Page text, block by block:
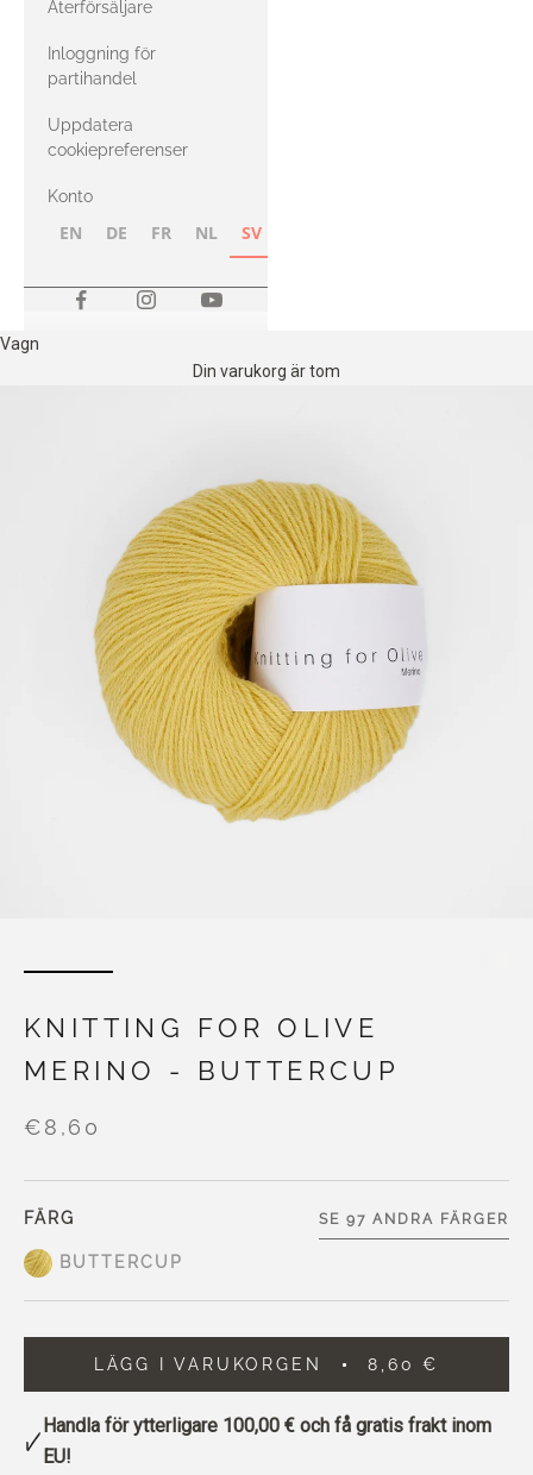
med Heavy
Merino
Återförsäljare
Inloggning för
partihandel
Uppdatera
cookiepreferenser
Konto
EN DE FR NL SV
Vagn
Din varukorg är tom
KNITTING FOR OLIVE
MERINO - BUTTERCUP
€8,60
FÄRG
BUTTERCUP
SE 97 ANDRA FÄRGER
LÄGG I VARUKORGEN 8,60 €
Handla för ytterligare 100,00 €och få gratis frakt inom
EU!